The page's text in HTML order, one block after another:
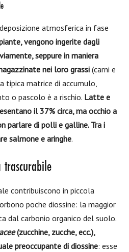
atmosferica in fase
vengono ingerite dagli
seppure in maniera
nei loro grassi(carni e
tipica matrice di accumulo,
o pascolo è a rischio. Latte e
il 37% circa, ma occhio a
parlare di polli e galline. Tra i
salmone e aringhe.
trascurabile
contribuiscono in piccola
poche diossine: la maggior
dal carbonio organico del suolo.
(zucchine, zucche, ecc.),
preoccupante di diossine: esse